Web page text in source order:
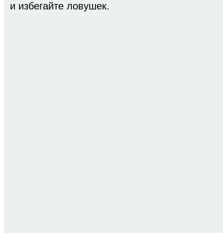
и избегайте ловушек.